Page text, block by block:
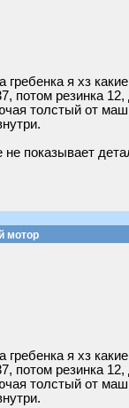
гребенка я хз
потом резинка 12,
толстый от
показывает
мотор
гребенка я хз
потом резинка 12,
толстый от